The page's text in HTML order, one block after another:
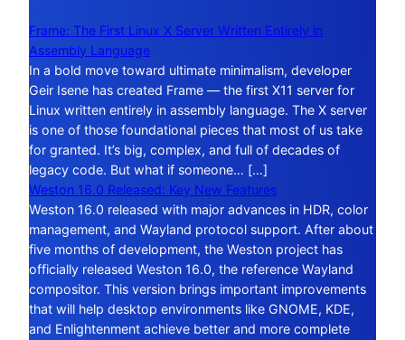
Frame: The First Linux X Server Written Entirely in
Assembly Language
In a bold move toward ultimate minimalism, developer
Geir Isene has created Frame — the first X11 server for
Linux written entirely in assembly language. The X server
is one of those foundational pieces that most of us take
for granted. It’s big, complex, and full of decades of
legacy code. But what if someone… […]
Weston 16.0 Released: Key New Features
Weston 16.0 released with major advances in HDR, color
management, and Wayland protocol support. After about
five months of development, the Weston project has
officially released Weston 16.0, the reference Wayland
compositor. This version brings important improvements
that will help desktop environments like GNOME, KDE,
and Enlightenment achieve better and more complete